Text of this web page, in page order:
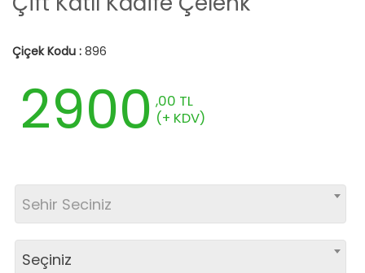
Çiçek Kodu : 896
2900 ,00 TL
(+ KDV)
Sehir Seciniz
Seçiniz